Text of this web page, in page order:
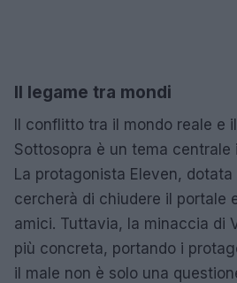
Il legame tra mondi
Il conflitto tra il mondo reale e il
Sottosopra è un tema centrale
La protagonista Eleven,
cercherà di chiudere il portale
amici. Tuttavia, la minaccia di
più concreta, portando i
il male non è solo una